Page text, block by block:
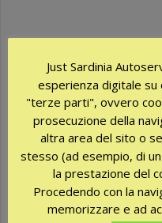
Quest’anno siamo presenti
Settore Turistico di Rimini.
2017 e potrai conoscere in
nuovi servizi per la
Padiglione C5 – Corsia 5 –
Just Sardinia
esperienza digitale
"terze parti", ovvero
prosecuzione della
altra area del sito o
stesso (ad esempio, di
la prestazione del
Procedendo con la
memorizzare e ad